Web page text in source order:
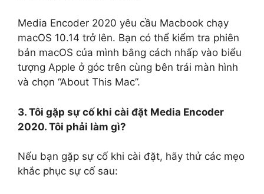
Media Encoder 2020 yêu cầu Macbook chạy
macOS 10.14 trở lên. Bạn có thể kiểm tra phiên
bản macOS của mình bằng cách nhấp vào biểu
tượng Apple ở góc trên cùng bên trái màn hình
và chọn “About This Mac”.
3. Tôi gặp sự cố khi cài đặt Media Encoder
2020. Tôi phải làm gì?
Nếu bạn gặp sự cố khi cài đặt, hãy thử các mẹo
khắc phục sự cố sau: